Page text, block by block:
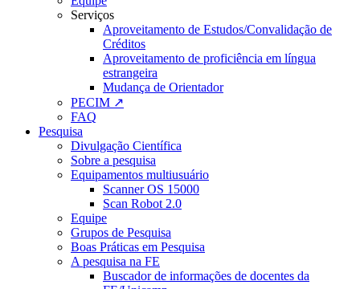
Serviços
Aproveitamento de Estudos/Convalidação de
Créditos
Aproveitamento de proficiência em língua
estrangeira
Mudança de Orientador
PECIM ↗
FAQ
Pesquisa
Divulgação Científica
Sobre a pesquisa
Equipamentos multiusuário
Scanner OS 15000
Scan Robot 2.0
Equipe
Grupos de Pesquisa
Boas Práticas em Pesquisa
A pesquisa na FE
Buscador de informações de docentes da